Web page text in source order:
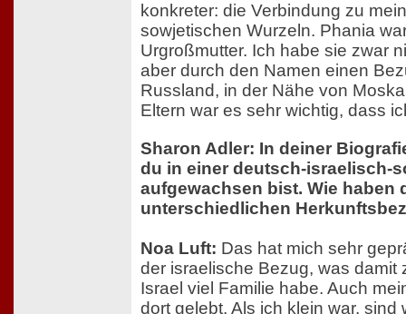
konkreter: die Verbindung zu
sowjetischen Wurzeln. Phania
Urgroßmutter. Ich habe sie zwar
aber durch den Namen einen
Russland, in der Nähe von
Eltern war es sehr wichtig, dass
Sharon Adler: In deiner
du in einer deutsch-israelisch-
aufgewachsen bist. Wie haben
unterschiedlichen
Noa Luft: Das hat mich sehr
der israelische Bezug, was damit
Israel viel Familie habe. Auch
dort gelebt. Als ich klein war, sind